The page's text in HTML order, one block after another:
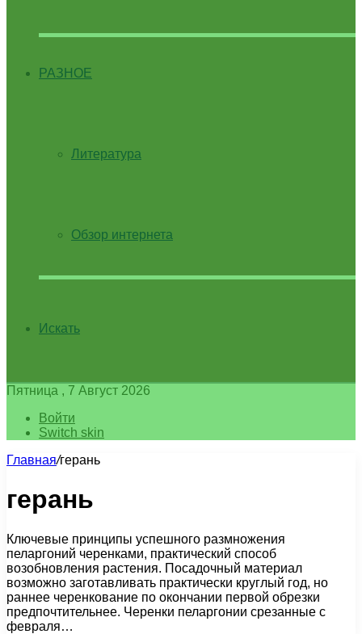
РАЗНОЕ
Литература
Обзор интернета
Искать
Пятница , 7 Август 2026
Войти
Switch skin
Главная/герань
герань
Ключевые принципы успешного размножения
пеларгоний черенками, практический способ
возобновления растения. Посадочный материал
возможно заготавливать практически круглый год, но
раннее черенкование по окончании первой обрезки
предпочтительнее. Черенки пеларгонии срезанные с
февраля…